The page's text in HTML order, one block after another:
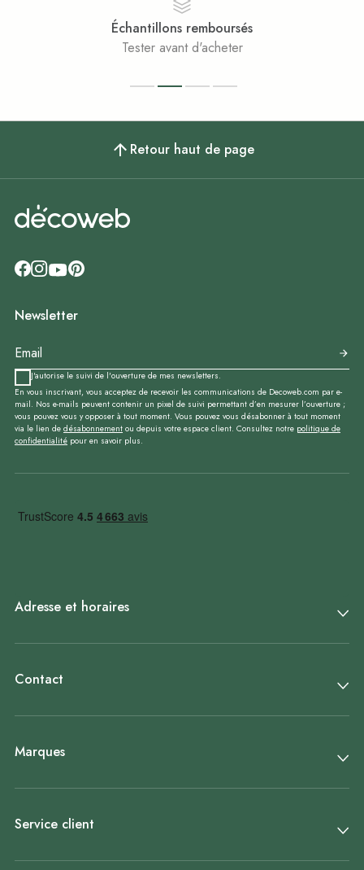
Échantillons remboursés
Tester avant d'acheter
Retour haut de page
Newsletter
J'autorise le suivi de l'ouverture de mes newsletters.
En vous inscrivant, vous acceptez de recevoir les communications de Decoweb.com par e-
mail. Nos e-mails peuvent contenir un pixel de suivi permettant d’en mesurer l’ouverture ;
vous pouvez vous y opposer à tout moment. Vous pouvez vous désabonner à tout moment
via le lien de désabonnement ou depuis votre espace client. Consultez notre politique de
confidentialité pour en savoir plus.
Adresse et horaires
Contact
Marques
Service client